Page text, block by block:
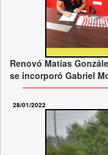
Renovó Matías
se incorporó Gabriel
28/01/2022